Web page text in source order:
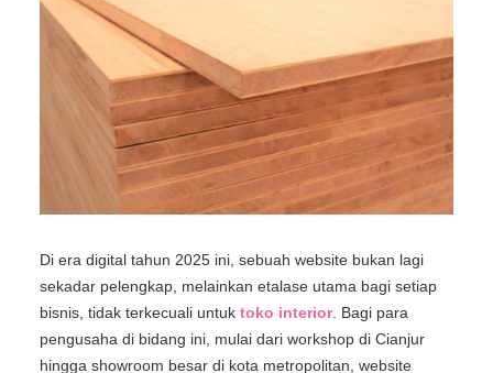
Di era digital tahun 2025 ini, sebuah website bukan lagi
sekadar pelengkap, melainkan etalase utama bagi setiap
bisnis, tidak terkecuali untuk toko interior. Bagi para
pengusaha di bidang ini, mulai dari workshop di Cianjur
hingga showroom besar di kota metropolitan, website